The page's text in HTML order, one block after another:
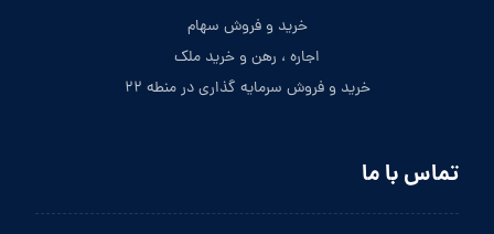
خرید و فروش سهام
اجاره ، رهن و خرید ملک
خرید و فروش سرمایه گذاری در منطه ۲۲
تماس با ما